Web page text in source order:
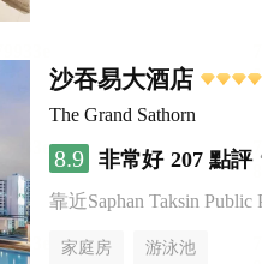
沙吞易大酒店
The Grand Sathorn
8.9 非常好 207 點評
靠近Saphan Taksin Public
家庭房 游泳池